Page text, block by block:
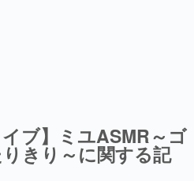
ーム史における主要なトピック・タイト
開発者へのインタビューや識者による
の歴史が一望できる決定版！